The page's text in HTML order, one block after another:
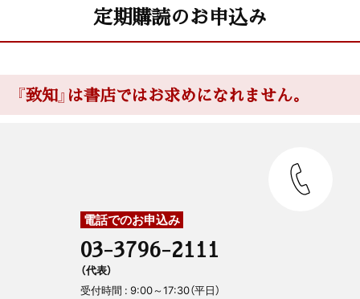
定期購読のお申込み
『致知』は書店ではお求めになれません。
電話でのお申込み
03-3796-2111
（代表）
受付時間 : 9:00～17:30（平日）